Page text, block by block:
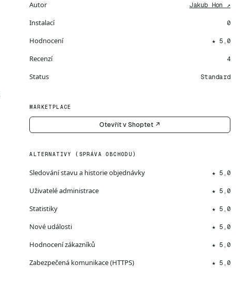
Autor Jakub Hon ↗
Instalací 0
Hodnocení ★ 5,0
Recenzí 4
Status Standard
MARKETPLACE
Otevřít v Shoptet ↗
ALTERNATIVY (SPRÁVA OBCHODU)
Sledování stavu a historie objednávky ★ 5,0
Uživatelé administrace ★ 5,0
Statistiky ★ 5,0
Nové události ★ 5,0
Hodnocení zákazníků ★ 5,0
Zabezpečená komunikace (HTTPS) ★ 5,0